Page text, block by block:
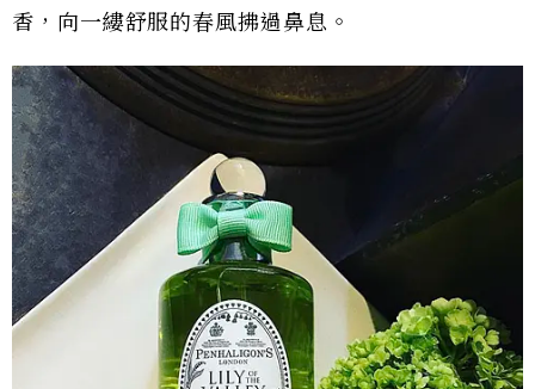
香，向一縷舒服的春風拂過鼻息。